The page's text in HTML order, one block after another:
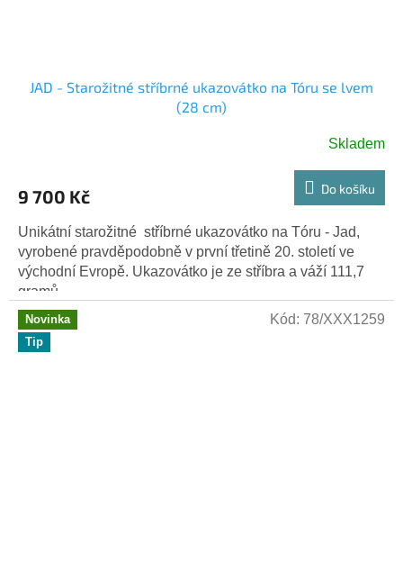
JAD - Starožitné stříbrné ukazovátko na Tóru se lvem
(28 cm)
Skladem
9 700 Kč Do košíku
Unikátní starožitné stříbrné ukazovátko na Tóru - Jad,
vyrobené pravděpodobně v první třetině 20. století ve
východní Evropě. Ukazovátko je ze stříbra a váží 111,7
gramů.
Novinka
Tip
Kód: 78/XXX1259